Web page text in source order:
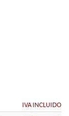
IVA INCLUIDO